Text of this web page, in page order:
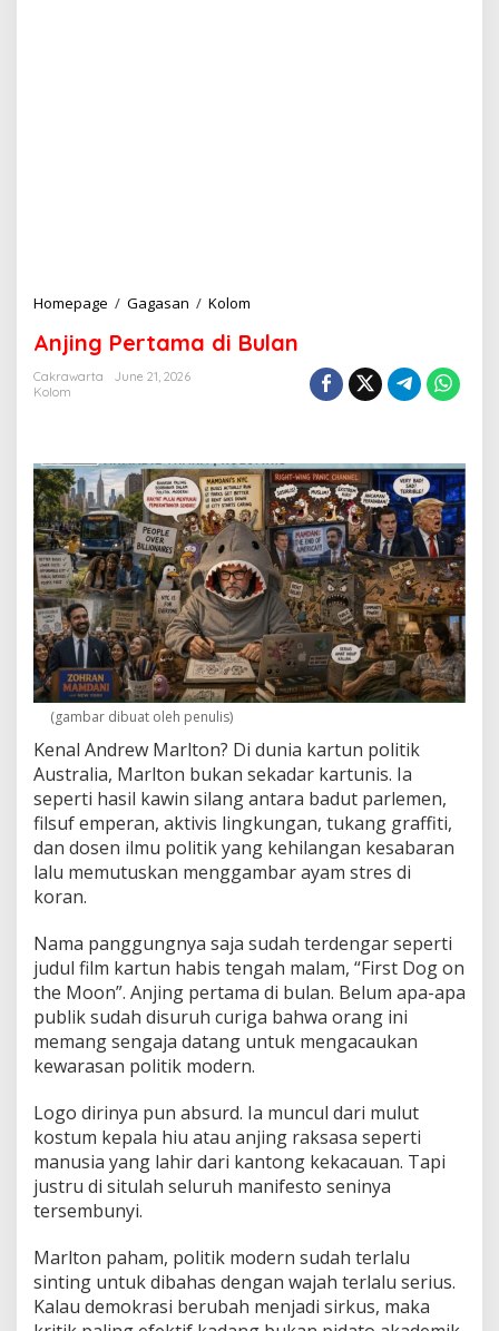
Homepage / Gagasan / Kolom
j
r
t
a
m
a
d
i
B
u
l
a
n
Anjing Pertama di Bulan
Cakrawarta
June 21, 2026
Kolom
(gambar dibuat oleh penulis)
Kenal Andrew Marlton? Di dunia kartun politik
Australia, Marlton bukan sekadar kartunis. Ia
seperti hasil kawin silang antara badut parlemen,
filsuf emperan, aktivis lingkungan, tukang graffiti,
dan dosen ilmu politik yang kehilangan kesabaran
lalu memutuskan menggambar ayam stres di
koran.
Nama panggungnya saja sudah terdengar seperti
judul film kartun habis tengah malam, “First Dog on
the Moon”. Anjing pertama di bulan. Belum apa-apa
publik sudah disuruh curiga bahwa orang ini
memang sengaja datang untuk mengacaukan
kewarasan politik modern.
Logo dirinya pun absurd. Ia muncul dari mulut
kostum kepala hiu atau anjing raksasa seperti
manusia yang lahir dari kantong kekacauan. Tapi
justru di situlah seluruh manifesto seninya
tersembunyi.
Marlton paham, politik modern sudah terlalu
sinting untuk dibahas dengan wajah terlalu serius.
Kalau demokrasi berubah menjadi sirkus, maka